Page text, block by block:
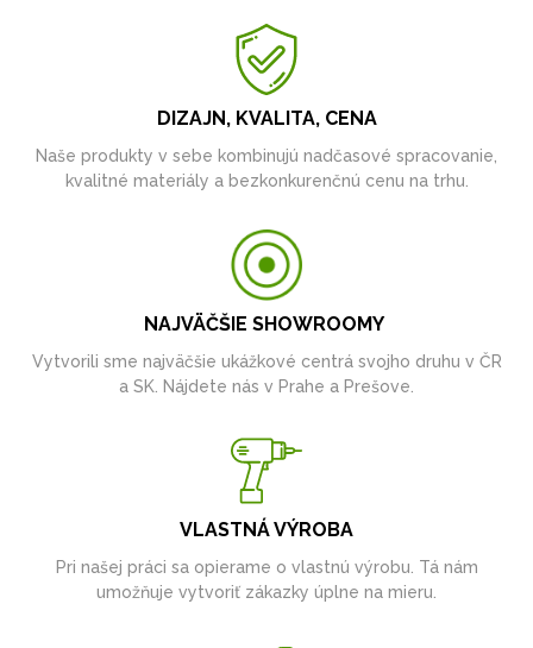
DIZAJN, KVALITA, CENA
Naše produkty v sebe kombinujú nadčasové spracovanie,
kvalitné materiály a bezkonkurenčnú cenu na trhu.
NAJVÄČŠIE SHOWROOMY
Vytvorili sme najväčšie ukážkové centrá svojho druhu v ČR
a SK. Nájdete nás v Prahe a Prešove.
VLASTNÁ VÝROBA
Pri našej práci sa opierame o vlastnú výrobu. Tá nám
umožňuje vytvoriť zákazky úplne na mieru.